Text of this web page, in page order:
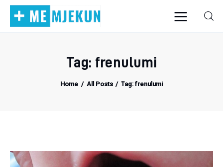
Tag: frenulumi
Home All Posts Tag: frenulumi